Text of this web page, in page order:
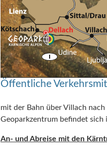
Öffentliche
mit der Bahn über Villach
Geoparkzentrum befindet sich
An- und Abreise mit den